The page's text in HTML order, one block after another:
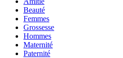
Beauté
Femmes
Grossesse
Hommes
Maternité
Paternité